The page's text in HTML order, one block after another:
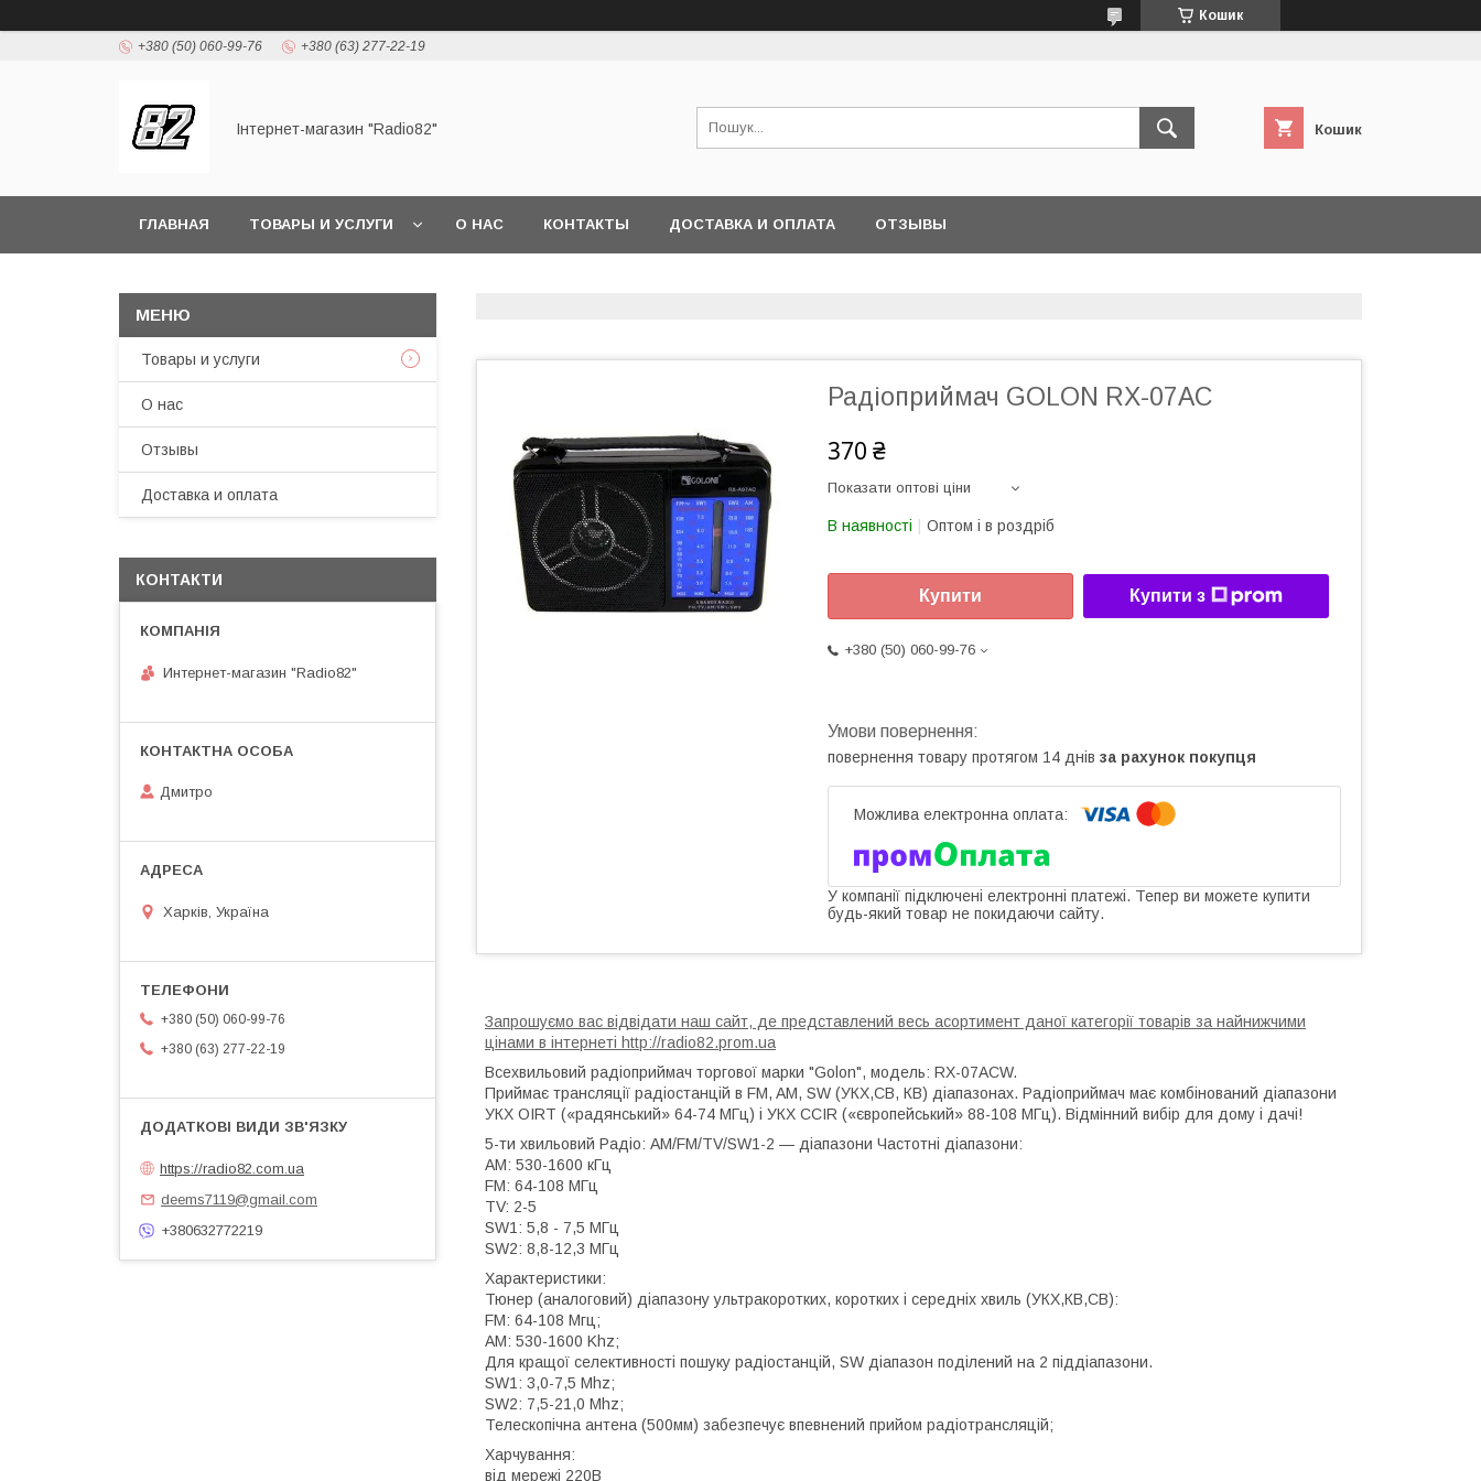
Кошик
+380 (50) 060-99-76 +380 (63) 277-22-19
Інтернет-магазин "Radio82" Кошик
ГЛАВНАЯ ТОВАРЫ И УСЛУГИ О НАС КОНТАКТЫ ДОСТАВКА И ОПЛАТА ОТЗЫВЫ
Радіоприймач GOLON RX-07AC
370 ₴
Показати оптові ціни
В наявності Оптом і в роздріб
Купити Купити з
+380 (50) 060-99-76
повернення товару протягом 14 днів за рахунок покупця
У компанії підключені електронні платежі. Тепер ви можете купити
будь-який товар не покидаючи сайту.
Запрошуємо вас відвідати наш сайт, де представлений весь асортимент даної категорії товарів за найнижчими
цінами в інтернеті http://radio82.prom.ua
Всехвильовий радіоприймач торгової марки "Golon", модель: RX-07ACW.
Приймає трансляції радіостанцій в FM, AM, SW (УКХ,СВ, КВ) діапазонах. Радіоприймач має комбінований діапазони
УКХ OIRT («радянський» 64-74 МГц) і УКХ CCIR («європейський» 88-108 МГц). Відмінний вибір для дому і дачі!
5-ти хвильовий Радіо: AM/FM/TV/SW1-2 — діапазони Частотні діапазони:
AM: 530-1600 кГц
FM: 64-108 МГц
TV: 2-5
SW1: 5,8 - 7,5 МГц
SW2: 8,8-12,3 МГц
Характеристики:
Тюнер (аналоговий) діапазону ультракоротких, коротких і середніх хвиль (УКХ,КВ,СВ):
FM: 64-108 Мгц;
AM: 530-1600 Khz;
Для кращої селективності пошуку радіостанцій, SW діапазон поділений на 2 піддіапазони.
SW1: 3,0-7,5 Mhz;
SW2: 7,5-21,0 Mhz;
Телескопічна антена (500мм) забезпечує впевнений прийом радіотрансляцій;
Харчування:
від мережі 220В
Товары и услуги
О нас
Отзывы
Доставка и оплата
КОНТАКТИ
Интернет-магазин "Radio82"
Дмитро
Харків, Україна
+380 (50) 060-99-76
+380 (63) 277-22-19
https://radio82.com.ua
deems7119@gmail.com
+380632772219